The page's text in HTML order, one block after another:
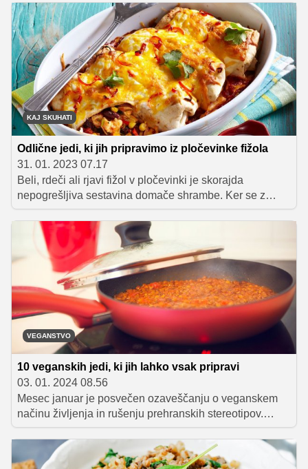
saj v tem primeru posegamo po okolju in podnebju
prijaznejši hrani. In če mislite, da z uporabo izključno
rastlinskih surovin ne morete pripraviti okusnega
obroka, se pošteno motite. Tudi sladice so lahko zelo
okusne! Preletite spodnji seznam receptov in se
prepričajte, da je lahko rastlinsko prehranjevanje zelo
okusno, barvito, predvsem pa zdravo in hranljivo.
KAJ SKUHATI
Odlične jedi, ki jih pripravimo iz pločevinke fižola
31. 01. 2023 07.17
Beli, rdeči ali rjavi fižol v pločevinki je skorajda
nepogrešljiva sestavina domače shrambe. Ker se z
njegovo uporabo izognemo dolgotrajnemu namakanju
in kuhanju, je odlična izbira za pripravo okusnih obrokov
tudi med tednom, ko nam pogosto primanjkuje časa. Da
pa ga ne boste vedno znova uporabljali samo kot
dodatek različnim solatam, vam v nadaljevanju
predstavljamo deset okusnih jedi, ki vsebujejo fižol iz
pločevinke.
VEGANSTVO
10 veganskih jedi, ki jih lahko vsak pripravi
03. 01. 2024 08.56
Mesec januar je posvečen ozaveščanju o veganskem
načinu življenja in rušenju prehranskih stereotipov.
Svetovnemu izzivu, da se v mesecu januarju
prehranjujejo izključno z rastlinsko hrano, se vsako leto
pridružuje več ljudi. Glede na to, da rastlinska prehrana